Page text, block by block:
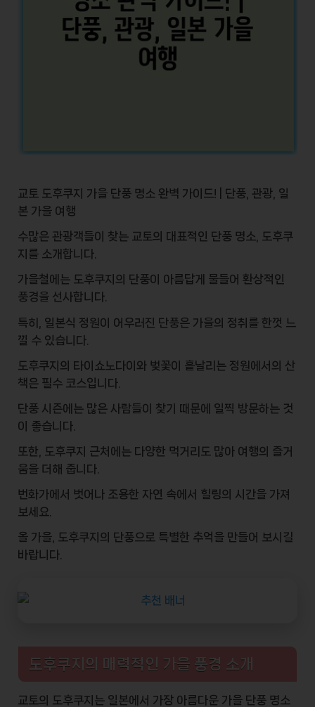
교토 도후쿠지 가을 단풍 명소 완벽 가이드! | 단풍, 관광, 일
본 가을 여행
수많은 관광객들이 찾는 교토의 대표적인 단풍 명소, 도후쿠
지를 소개합니다.
가을철에는 도후쿠지의 단풍이 아름답게 물들어 환상적인
풍경을 선사합니다.
특히, 일본식 정원 이 어우러진 단풍은 가을의 정취를 한껏 느
낄 수 있습니다.
도후쿠지의 타이쇼노다이 와 벚꽃이 흩날리는 정원에서의 산
책은 필수 코스입니다.
단풍 시즌에는 많은 사람들이 찾기 때문에 일찍 방문하는 것
이 좋습니다.
또한, 도후쿠지 근처에는 다양한 먹거리 도 많아 여행의 즐거
움을 더해 줍니다.
번화가에서 벗어나 조용한 자연 속에서 힐링의 시간을 가져
보세요.
올 가을, 도후쿠지의 단풍으로 특별한 추억을 만들어 보시길
바랍니다.
도후쿠지의 매력적인 가을 풍경 소개
교토의 도후쿠지 는 일본에서 가장 아름다운 가을 단풍 명소